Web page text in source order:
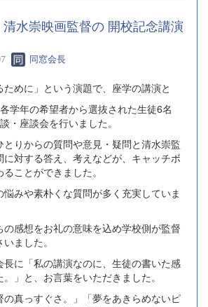
水崇映画監督の 開校記念講演
同窓会長
ために」という演題で、座学の講演と
学年の希望者から選抜された生徒6名
・座談会を行いました。
りからの質問や意見・疑問と清水崇監
対する答え、考えなどが、キャッチボ
ことができました。
みや素朴くな質問が多く充実していま
感想をお礼の意味を込め学校側が監督
ました。
に「私の講演なのに、生徒の書いた感
」と、お言葉をいただきました。
真っすぐさ。」「夢をあきらめないピ